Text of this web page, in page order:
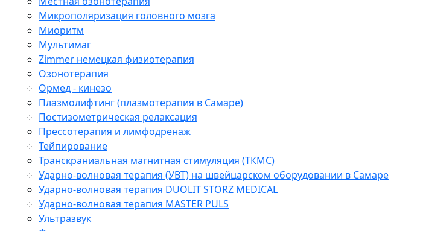
Микрополяризация головного мозга
Миоритм
Мультимаг
Zimmer немецкая физиотерапия
Озонотерапия
Ормед - кинезо
Плазмолифтинг (плазмотерапия в Самаре)
Постизометрическая релаксация
Прессотерапия и лимфодренаж
Тейпирование
Транскраниальная магнитная стимуляция (ТКМС)
Ударно-волновая терапия (УВТ) на швейцарском оборудовании в Самаре
Ударно-волновая терапия DUOLIT STORZ MEDICAL
Ударно-волновая терапия MASTER PULS
Ультразвук